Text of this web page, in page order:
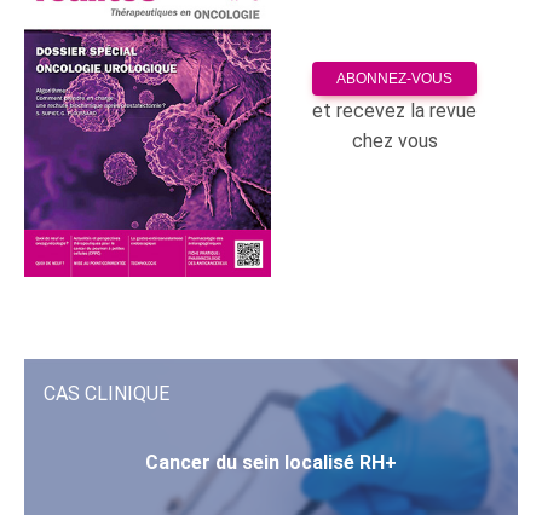
ABONNEZ-VOUS
et recevez la revue
chez vous
CAS CLINIQUE
Cancer du sein localisé RH+